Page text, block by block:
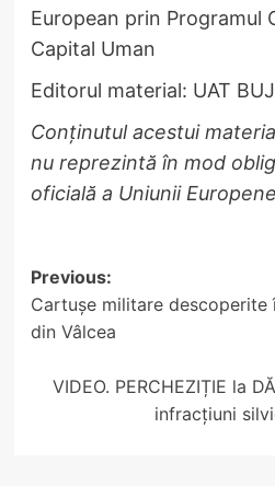
European prin Programul
Capital Uman
Editorul material: UAT
Conţinutul acestui
nu reprezintă în mod
oficială a Uniunii
Post
navigation
Previous:
Cartușe militare descoperite
din Vâlcea
VIDEO. PERCHEZIȚIE la
infracțiuni